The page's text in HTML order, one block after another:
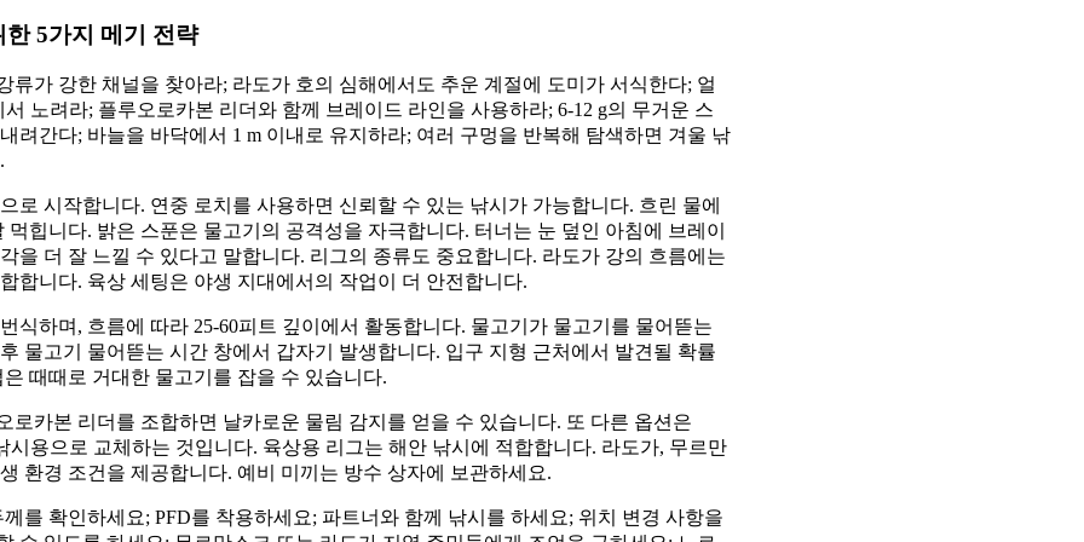
5가지 메기 전략
류가 강한 채널을 찾아라; 라도가 호의 심해에서도 추운 계절에 도미가 서식한다; 얼
서 노려라; 플루오로카본 리더와 함께 브레이드 라인을 사용하라; 6-12 g의 무거운 스
려간다; 바늘을 바닥에서 1 m 이내로 유지하라; 여러 구멍을 반복해 탐색하면 겨울 낚
로 시작합니다. 연중 로치를 사용하면 신뢰할 수 있는 낚시가 가능합니다. 흐린 물에
먹힙니다. 밝은 스푼은 물고기의 공격성을 자극합니다. 터너는 눈 덮인 아침에 브레이
을 더 잘 느낄 수 있다고 말합니다. 리그의 종류도 중요합니다. 라도가 강의 흐름에는
합니다. 육상 세팅은 야생 지대에서의 작업이 더 안전합니다.
식하며, 흐름에 따라 25-60피트 깊이에서 활동합니다. 물고기가 물고기를 물어뜯는
물고기 물어뜯는 시간 창에서 갑자기 발생합니다. 입구 지형 근처에서 발견될 확률
때때로 거대한 물고기를 잡을 수 있습니다.
로카본 리더를 조합하면 날카로운 물림 감지를 얻을 수 있습니다. 또 다른 옵션은
시용으로 교체하는 것입니다. 육상용 리그는 해안 낚시에 적합합니다. 라도가, 무르만
환경 조건을 제공합니다. 예비 미끼는 방수 상자에 보관하세요.
를 확인하세요; PFD를 착용하세요; 파트너와 함께 낚시를 하세요; 위치 변경 사항을